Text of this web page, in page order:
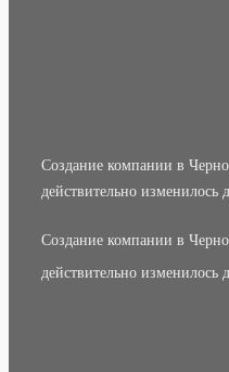
Создание компании в
действительно изменилось
Создание компании в
действительно изменилось